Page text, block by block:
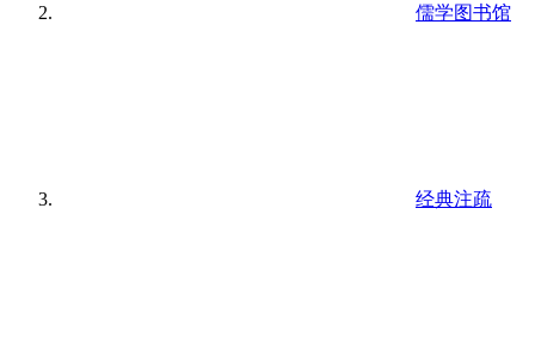
儒学图书馆
经典注疏